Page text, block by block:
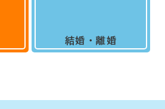
結婚・離婚